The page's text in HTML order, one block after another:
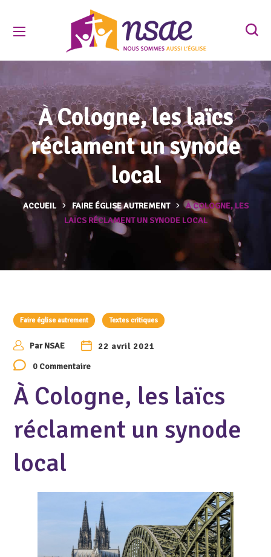
À Cologne, les laïcs
réclament un synode
local
ACCUEIL FAIRE ÉGLISE AUTREMENT
À COLOGNE, LES
LAÏCS RÉCLAMENT UN SYNODE LOCAL
Faire église autrement Textes critiques
ParNSAE
22 avril 2021
0 Commentaire
À Cologne, les laïcs
réclament un synode
local